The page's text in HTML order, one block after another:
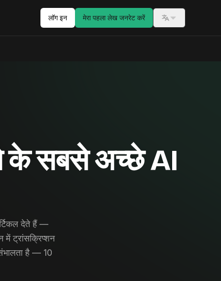
लॉग इन मेरा पहला लेख जनरेट करें Switch
के सबसे अच्छे AI
देते हैं —
ट्रांसक्रिप्शन
है — 10